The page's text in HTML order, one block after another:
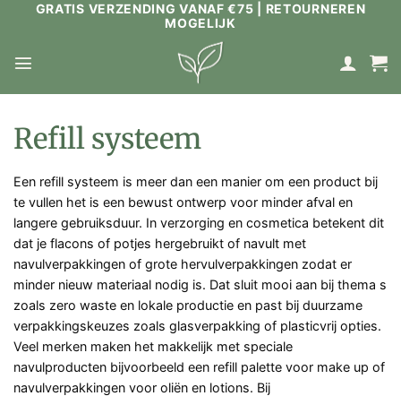
GRATIS VERZENDING VANAF €75 | RETOURNEREN
MOGELIJK
Refill systeem
Een refill systeem is meer dan een manier om een product bij
te vullen het is een bewust ontwerp voor minder afval en
langere gebruiksduur. In verzorging en cosmetica betekent dit
dat je flacons of potjes hergebruikt of navult met
navulverpakkingen of grote hervulverpakkingen zodat er
minder nieuw materiaal nodig is. Dat sluit mooi aan bij thema s
zoals zero waste en lokale productie en past bij duurzame
verpakkingskeuzes zoals glasverpakking of plasticvrij opties.
Veel merken maken het makkelijk met speciale
navulproducten bijvoorbeeld een refill palette voor make up of
navulverpakkingen voor oliën en lotions. Bij